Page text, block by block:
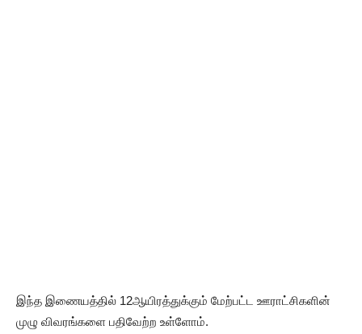
இந்த இணையத்தில் 12ஆயிரத்துக்கும் மேற்பட்ட ஊராட்சிகளின்
முழு விவரங்களை பதிவேற்ற உள்ளோம்.